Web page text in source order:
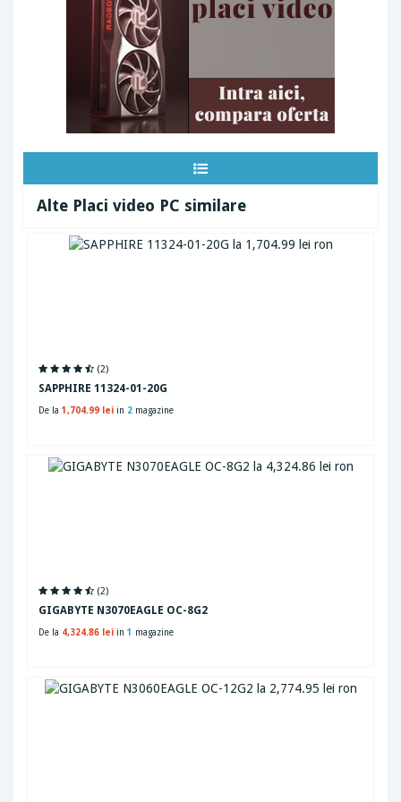
Alte Placi video PC similare
(2)
SAPPHIRE 11324-01-20G
De la 1,704.99 lei in 2 magazine
(2)
GIGABYTE N3070EAGLE OC-8G2
De la 4,324.86 lei in 1 magazine